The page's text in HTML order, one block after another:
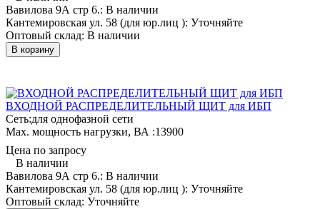
Вавилова 9А стр 6.: В наличии
Кантемировская ул. 58 (для юр.лиц ): Уточняйте
Оптовый склад: В наличии
В корзину
ВХОДНОЙ РАСПРЕДЕЛИТЕЛЬНЫЙ ЩИТ для ИБП
Сеть:для однофазной сети
Мах. мощность нагрузки, ВА :13900
Цена по запросу
В наличии
Вавилова 9А стр 6.: В наличии
Кантемировская ул. 58 (для юр.лиц ): Уточняйте
Оптовый склад: Уточняйте